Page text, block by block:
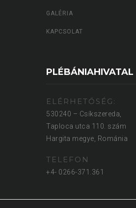
GALÉRIA
KAPCSOLAT
PLÉBÁNIAHIVATAL
ELÉRHETŐSÉG:
530240 – Csíkszereda,
Taploca utca 110. szám
Hargita megye, Románia
TELEFON
+4- 0266-371.361